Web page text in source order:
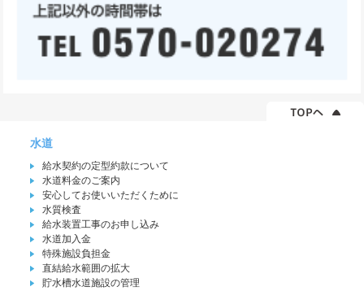
水道
給水契約の定型約款について
水道料金のご案内
安心してお使いいただくために
水質検査
給水装置工事のお申し込み
水道加入金
特殊施設負担金
直結給水範囲の拡大
貯水槽水道施設の管理